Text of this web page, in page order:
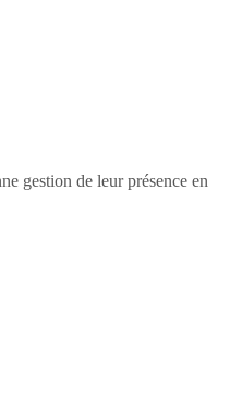
gestion de leur présence en